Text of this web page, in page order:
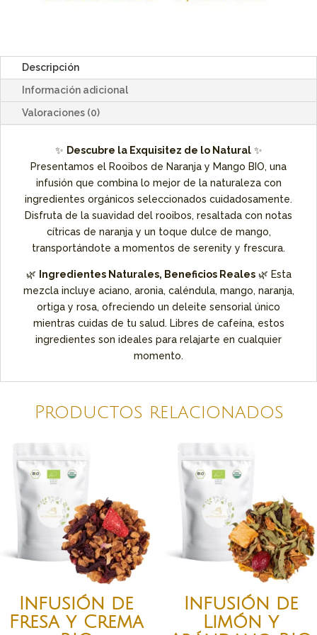
Descripción
Información adicional
Valoraciones (0)
✨ Descubre la Exquisitez de lo Natural✨
Presentamos el Rooibos de Naranja y Mango BIO, una
infusión que combina lo mejor de la naturaleza con
ingredientes orgánicos seleccionados cuidadosamente.
Disfruta de la suavidad del rooibos, resaltada con notas
cítricas de naranja y un toque dulce de mango,
transportándote a momentos de serenity y frescura.
🌿 Ingredientes Naturales, Beneficios Reales🌿 Esta
mezcla incluye aciano, aronia, caléndula, mango, naranja,
ortiga y rosa, ofreciendo un deleite sensorial único
mientras cuidas de tu salud. Libres de cafeína, estos
ingredientes son ideales para relajarte en cualquier
momento.
Productos relacionados
Infusión de
Fresa y Crema
Infusión de
Limón y